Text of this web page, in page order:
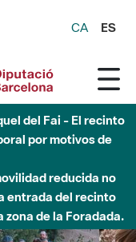
CA ES
Fluvial Besós -
del Besòs debido
sobre el río